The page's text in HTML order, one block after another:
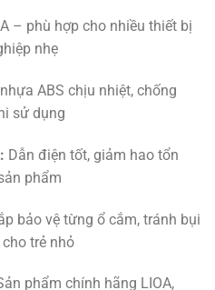
– phù hợp cho nhiều thiết bị
nhẹ
ABS chịu nhiệt, chống
sử dụng
Dẫn điện tốt, giảm hao tổn
phẩm
bảo vệ từng ổ cắm, tránh bụi
trẻ nhỏ
phẩm chính hãng LIOA,